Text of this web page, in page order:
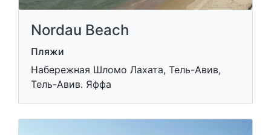
Nordau Beach
Пляжи
Набережная Шломо Лахата, Тель-Авив,
Тель-Авив. Яффа